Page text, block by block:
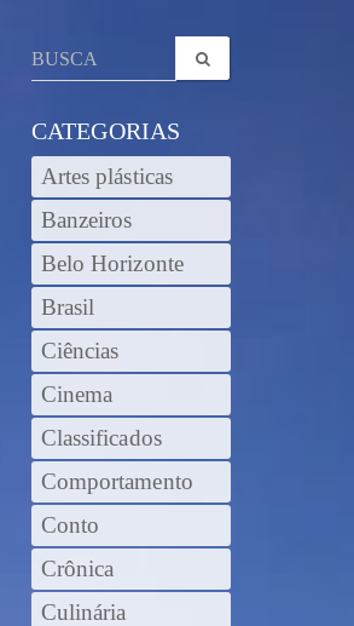
CATEGORIAS
Artes plásticas
Banzeiros
Belo Horizonte
Brasil
Ciências
Cinema
Classificados
Comportamento
Conto
Crônica
Culinária